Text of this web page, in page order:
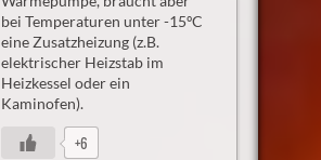
bei Temperaturen unter -15ºC
eine Zusatzheizung (z.B.
elektrischer Heizstab im
Heizkessel oder ein
Kaminofen).
+6